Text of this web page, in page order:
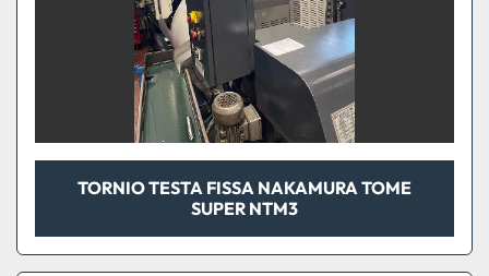
TORNIO TESTA FISSA NAKAMURA TOME
SUPER NTM3